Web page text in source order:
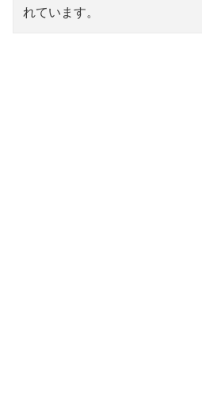
れています。